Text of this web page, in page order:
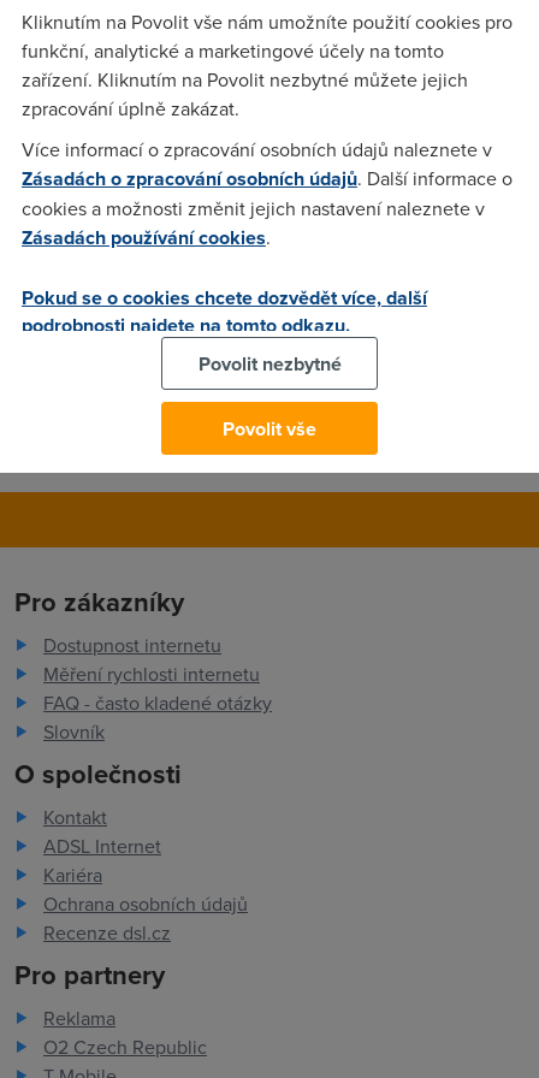
doom2(30.6.2003 22:00:38)
s tiscali jsou problemy jako s kazdym jinym.vypadky.nereseni
problemu atd
Ondra.OK (1.7.2003 14:20:33)
rychlostí? Díky za odpověd(i)
(3.7.2003 20:59:10)
rychlost je standartni kolem 160
Pro zákazníky
Dostupnost internetu
Měření rychlosti internetu
FAQ - často kladené otázky
Slovník
O společnosti
Kontakt
ADSL Internet
Kariéra
Ochrana osobních údajů
Recenze dsl.cz
Pro partnery
Reklama
O2 Czech Republic
Kliknutím na Povolit vše nám umožníte použití cookies pro
funkční, analytické a marketingové účely na tomto
zařízení. Kliknutím na Povolit nezbytné můžete jejich
zpracování úplně zakázat.
Více informací o zpracování osobních údajů naleznete v
Zásadách o zpracování osobních údajů. Další informace o
cookies a možnosti změnit jejich nastavení naleznete v
Zásadách používání cookies.
Pokud se o cookies chcete dozvědět více, další
podrobnosti najdete na tomto odkazu.
Povolit nezbytné
Povolit vše